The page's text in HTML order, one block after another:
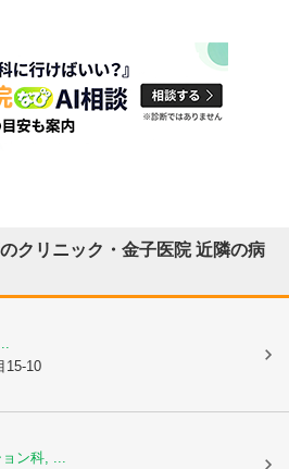
クリニック・金子医院近隣の病
15-10
ン科, ...